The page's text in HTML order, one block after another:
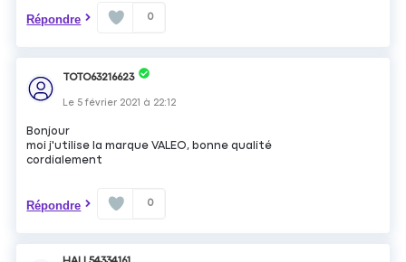
Répondre 0
TOTO63216623
Le 5 février 2021 à 22:12
Bonjour
moi j'utilise la marque VALEO, bonne qualité
cordialement
Répondre 0